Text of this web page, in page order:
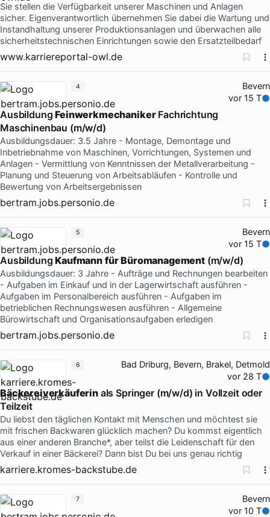
Sie stellen die Verfügbarkeit unserer Maschinen und Anlagen
sicher. Eigenverantwortlich übernehmen Sie dabei die Wartung und
Instandhaltung unserer Produktionsanlagen und überwachen alle
sicherheitstechnischen Einrichtungen sowie den Ersatzteilbedarf
www.karriereportal-owl.de
Bevern
vor 15 T
AusbildungFeinwerkmechanikerFachrichtung
Maschinenbau (m/w/d)
Ausbildungsdauer: 3.5 Jahre - Montage, Demontage und
Inbetriebnahme von Maschinen, Vorrichtungen, Systemen und
Anlagen - Vermittlung von Kenntnissen der Metallverarbeitung -
Planung und Steuerung von Arbeitsabläufen - Kontrolle und
Bewertung von Arbeitsergebnissen
bertram.jobs.personio.de
4
Bevern
vor 15 T
AusbildungKaufmann fürBüromanagement(m/w/d)
Ausbildungsdauer: 3 Jahre - Aufträge und Rechnungen bearbeiten
- Aufgaben im Einkauf und in der Lagerwirtschaft ausführen -
Aufgaben im Personalbereich ausführen - Aufgaben im
betrieblichen Rechnungswesen ausführen - Allgemeine
Bürowirtschaft und Organisationsaufgaben erledigen
bertram.jobs.personio.de
5
Bad Driburg, Bevern, Brakel, Detmold
vor 28 T
Bäckereiverkäuferinals Springer (m/w/d) in Vollzeit oder
Teilzeit
Du liebst den täglichen Kontakt mit Menschen und möchtest sie
mit frischen Backwaren glücklich machen? Du kommst eigentlich
aus einer anderen Branche*, aber teilst die Leidenschaft für den
Verkauf in einer Bäckerei? Dann bist Du bei uns genau richtig
karriere.kromes-backstube.de
6
Bevern
vor 10 T
7